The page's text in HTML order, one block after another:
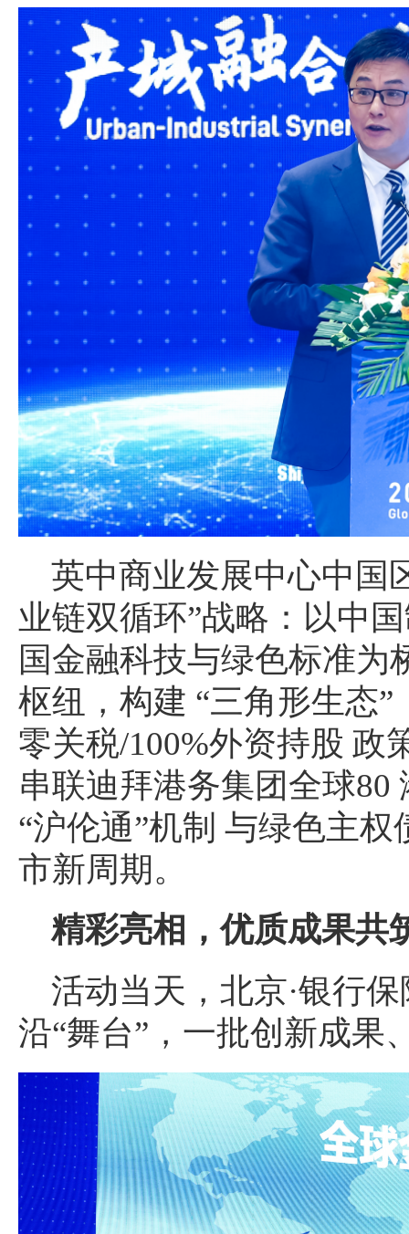
英中商业发展中心中国
业链双循环”战略：以中
国金融科技与绿色标准为
枢纽，构建 “三角形生态
零关税/100%外资持股 政
串联迪拜港务集团全球80
“沪伦通”机制 与绿色主
市新周期。
精彩亮相，优质成果共
活动当天，北京·银行
沿“舞台”，一批创新成果